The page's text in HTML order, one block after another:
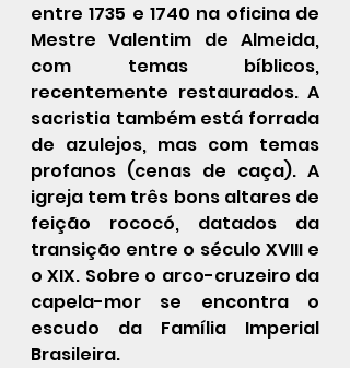
entre 1735 e 1740
Mestre Valentim de Almeida,
com temas bíblicos,
recentemente restaurados. A
sacristia também está forrada
de azulejos, mas com temas
profanos (cenas de caça). A
igreja tem três bons altares de
feição rococó, datados da
transição entre o século XVIII e
o XIX. Sobre o arco-cruzeiro da
capela-mor se encontra o
escudo da Família Imperial
Brasileira.